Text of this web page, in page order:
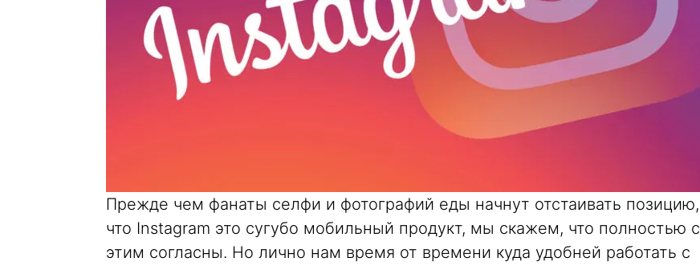
Прежде чем фанаты селфи и фотографий еды начнут отстаивать позицию,
что Instagram это сугубо мобильный продукт, мы скажем, что полностью с
этим согласны. Но лично нам время от времени куда удобней работать с